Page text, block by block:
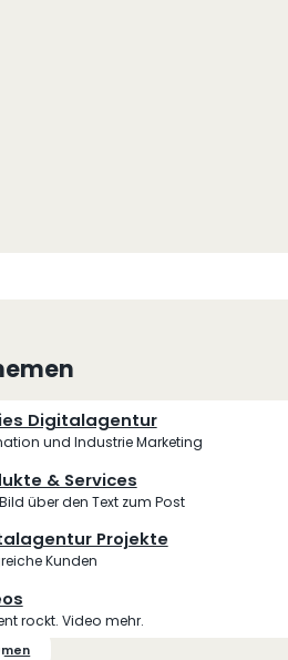
Digitalagentur
und Industrie Marketing
& Services
über den Text zum Post
Projekte
Kunden
rockt. Video mehr.